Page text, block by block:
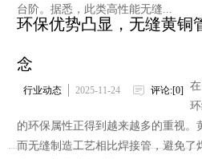
台阶。据悉，此类高性能无缝...
环保优势凸显，无缝黄铜
念
行业动态 2025-11-24 评论:[0]
的环保属性正得到越来越多的重视。
而无缝制造工艺相比焊接管，避免了